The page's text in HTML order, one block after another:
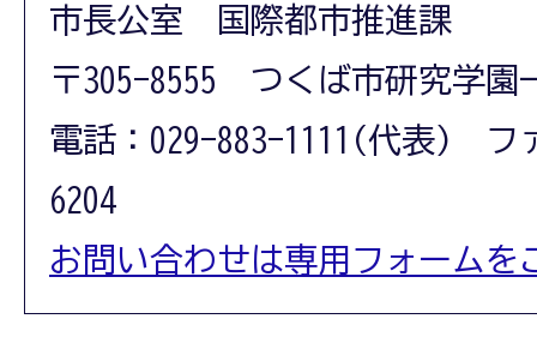
市長公室 国際都市推進課
〒305-8555 つくば市研究学園
電話：029-883-1111(代表) フ
6204
お問い合わせは専用フォームを